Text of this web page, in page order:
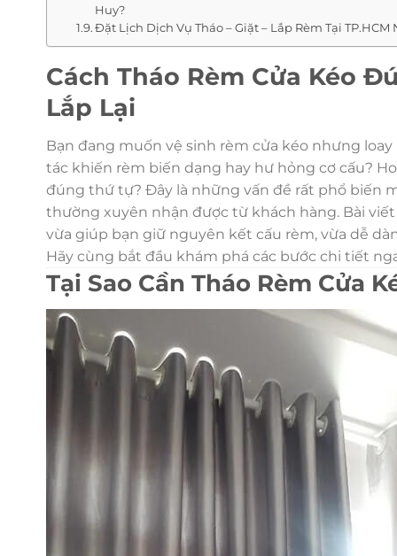
Huy?
Đặt Lịch Dịch Vụ Tháo – Giặt – Lắp Rèm Tại TP.HCM
Cách Tháo Rèm Cửa Kéo
Lắp Lại
Bạn đang muốn vệ sinh rèm cửa kéo nhưng
tác khiến rèm biến dạng hay hư hỏng cơ cấu?
đúng thứ tự? Đây là những vấn đề rất phổ biến
thường xuyên nhận được từ khách hàng. Bài
vừa giúp bạn giữ nguyên kết cấu rèm, vừa dễ
Hãy cùng bắt đầu khám phá các bước chi tiết
Tại Sao Cần Tháo Rèm Cửa